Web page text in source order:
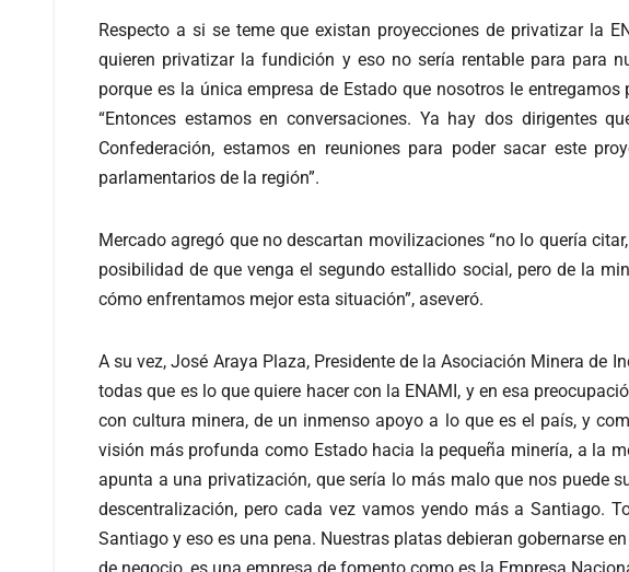
Respecto a si se teme que existan proyecciones de privatizar la
quieren privatizar la fundición y eso no sería rentable para para
porque es la única empresa de Estado que nosotros le
“Entonces estamos en conversaciones. Ya hay dos dirigentes
Confederación, estamos en reuniones para poder sacar este
parlamentarios de la región”.
Mercado agregó que no descartan movilizaciones “no lo quería
posibilidad de que venga el segundo estallido social, pero de la
cómo enfrentamos mejor esta situación”, aseveró.
A su vez, José Araya Plaza, Presidente de la Asociación Minera de
todas que es lo que quiere hacer con la ENAMI, y en esa
con cultura minera, de un inmenso apoyo a lo que es el país, y
visión más profunda como Estado hacia la pequeña minería, a la
apunta a una privatización, que sería lo más malo que nos puede
descentralización, pero cada vez vamos yendo más a Santiago.
Santiago y eso es una pena. Nuestras platas debieran gobernarse